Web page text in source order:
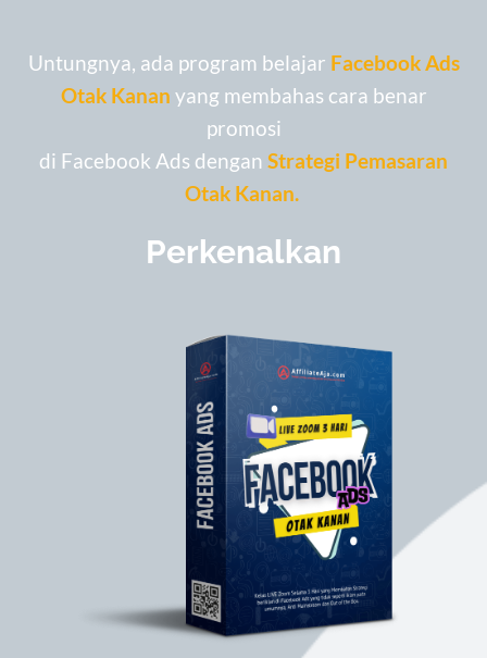
Untungnya, ada program belajar Facebook Ads
Otak Kanan yang membahas cara benar
promosi
di Facebook Ads dengan Strategi Pemasaran
Otak Kanan.
Perkenalkan